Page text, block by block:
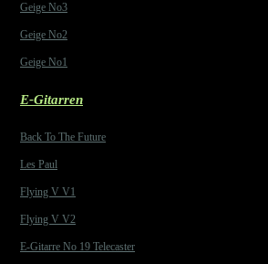
Geige No3
Geige No2
Geige No1
E-Gitarren
Back To The Future
Les Paul
Flying V V1
Flying V V2
E-Gitarre No 19 Telecaster